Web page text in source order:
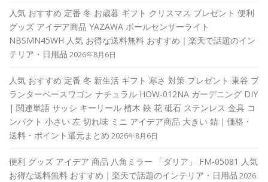
人気 おすすめ 定番 冬 お歳暮 ギフト クリスマス プレゼント 便利
グッズ アイデア商品 YAZAWA ボールセンサーライト
NBSMN45WH 人気 お得な送料無料 おすすめ｜楽天で話題のイン
テリア・日用品 2026年8月6日
人気 おすすめ 定番 冬 新生活 ギフト 寒さ 対策 プレゼント 東谷 プ
ランターベースワゴン ナチュラル HOW-012NA ガーデニング DIY
| 関連単語 サッシ キーリール 植木 鋏 花 砥石 ステンレス 金具 コ
ンパクト 小さい 左 切れ味 ミニ アイデア商品 大きい 錆｜価格・
送料・ポイント還元まとめ 2026年8月6日
便利 グッズ アイデア 商品 八角ミラー 「ダリア」 FM-05081 人気
お得な送料無料 おすすめ｜楽天で話題のインテリア・日用品 2026